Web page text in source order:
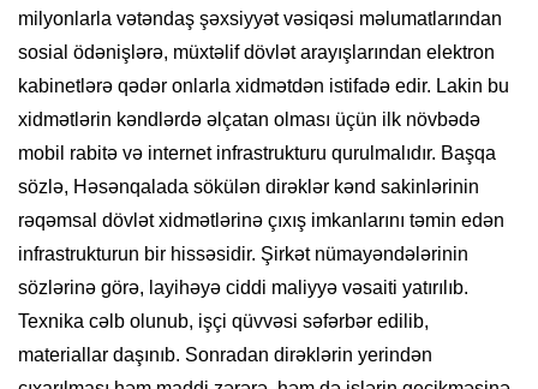
milyonlarla vətəndaş şəxsiyyət vəsiqəsi məlumatlarından
sosial ödənişlərə, müxtəlif dövlət arayışlarından elektron
kabinetlərə qədər onlarla xidmətdən istifadə edir. Lakin bu
xidmətlərin kəndlərdə əlçatan olması üçün ilk növbədə
mobil rabitə və internet infrastrukturu qurulmalıdır. Başqa
sözlə, Həsənqalada sökülən dirəklər kənd sakinlərinin
rəqəmsal dövlət xidmətlərinə çıxış imkanlarını təmin edən
infrastrukturun bir hissəsidir. Şirkət nümayəndələrinin
sözlərinə görə, layihəyə ciddi maliyyə vəsaiti yatırılıb.
Texnika cəlb olunub, işçi qüvvəsi səfərbər edilib,
materiallar daşınıb. Sonradan dirəklərin yerindən